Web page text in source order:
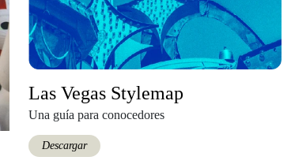
Las Vegas Stylemap
Una guía para conocedores
Descargar